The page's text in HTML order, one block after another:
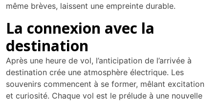
même brèves, laissent une empreinte durable.
La connexion avec la
destination
Après une heure de vol, l’anticipation de l’arrivée à
destination crée une atmosphère électrique. Les
souvenirs commencent à se former, mêlant excitation
et curiosité. Chaque vol est le prélude à une nouvelle